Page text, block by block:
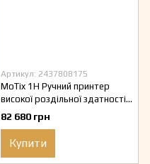
Артикул: 2437808175
MoTix 1H Ручний принтер
високої роздільної здатності
(зі сканером штрих-кодів)
82 680 грн
Купити